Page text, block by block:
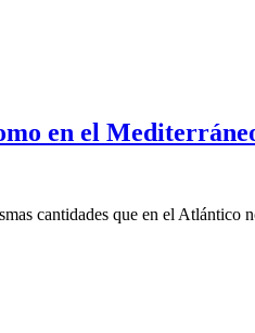
en el
cantidades que en el Atlántico